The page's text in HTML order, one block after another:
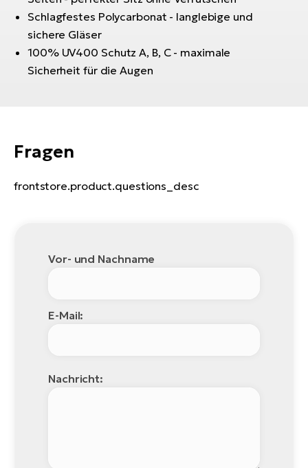
Schlagfestes Polycarbonat - langlebige und
sichere Gläser
100% UV400 Schutz A, B, C - maximale
Sicherheit für die Augen
Fragen
frontstore.product.questions_desc
Vor- und Nachname
E-Mail:
Nachricht: